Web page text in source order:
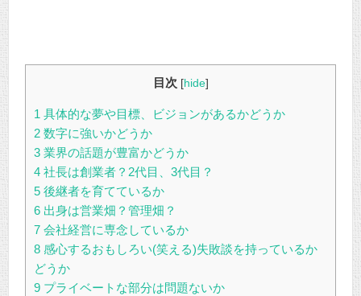
目次 [hide]
1 具体的な夢や目標、ビジョンがあるかどうか
2 数字に強いかどうか
3 業界の話題が豊富かどうか
4 社長は創業者？2代目、3代目？
5 後継者を育てているか
6 出身は営業畑？管理畑？
7 会社経営に専念しているか
8 感心するおもしろい(笑える)失敗談を持っているか
どうか
9 プライベートな部分は問題ないか